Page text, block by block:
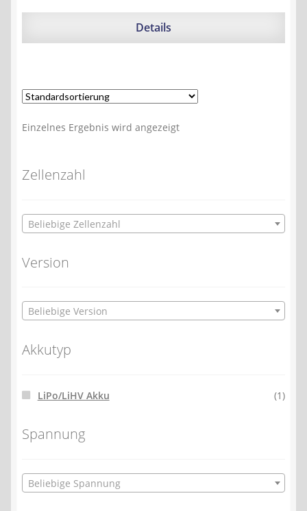
war:
ist:
Details
Einzelnes Ergebnis wird angezeigt
Zellenzahl
Beliebige Zellenzahl
Version
Beliebige Version
Akkutyp
LiPo/LiHV Akku (1)
Spannung
Beliebige Spannung